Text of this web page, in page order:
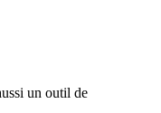
un outil de